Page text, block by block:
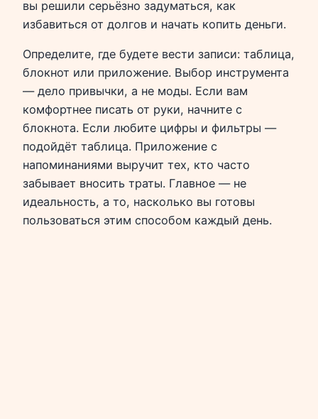
вы решили серьёзно задуматься, как
избавиться от долгов и начать копить деньги.
Определите, где будете вести записи: таблица,
блокнот или приложение. Выбор инструмента
— дело привычки, а не моды. Если вам
комфортнее писать от руки, начните с
блокнота. Если любите цифры и фильтры —
подойдёт таблица. Приложение с
напоминаниями выручит тех, кто часто
забывает вносить траты. Главное — не
идеальность, а то, насколько вы готовы
пользоваться этим способом каждый день.